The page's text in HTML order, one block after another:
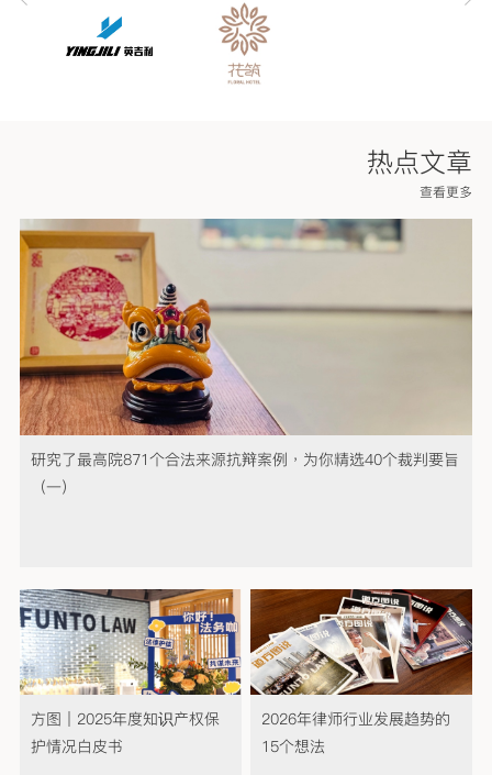
热点文章
查看更多
研究了最高院871个合法来源抗辩案例，为你精选40个裁判要旨
（一）
方图｜2025年度知识产权保
护情况白皮书
2026年律师行业发展趋势的
15个想法